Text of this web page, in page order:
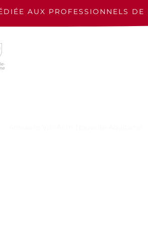
AUX PROFESSIONNELS DE